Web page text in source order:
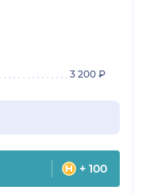
3 200 ₽
+ 100